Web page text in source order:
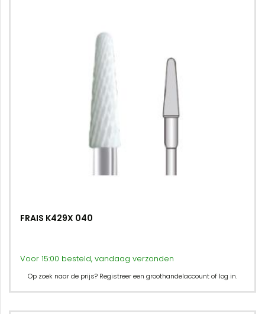
FRAIS K429X 040
Voor 15:00 besteld, vandaag verzonden
Op zoek naar de prijs? Registreer een groothandelaccount of log in.